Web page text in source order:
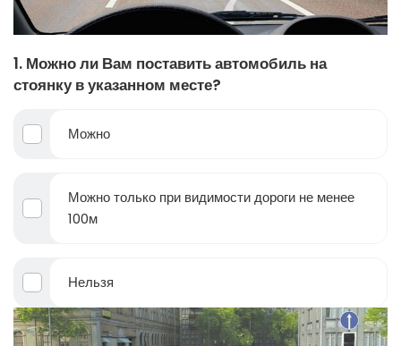
1. Можно ли Вам поставить автомобиль на
стоянку в указанном месте?
Можно
Можно только при видимости дороги не менее
100м
Нельзя